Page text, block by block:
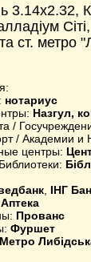
3.14x2.32,
ст. метро
нотариус
Назгул,
/
/ Академии и
центры:
Библиотеки:
ІНГ
Аптека
Прованс
Фуршет
Метро